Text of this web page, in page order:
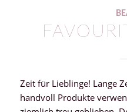
Zeit für Lieblinge! Lange
handvoll Produkte